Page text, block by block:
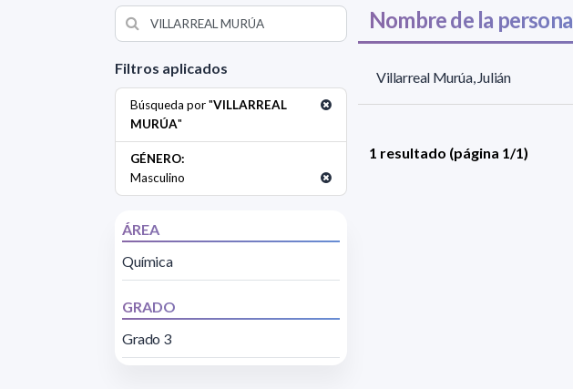
Filtros aplicados
Búsqueda por "VILLARREAL
MURÚA"
GÉNERO:
Masculino
ÁREA
Química
GRADO
Grado 3
Nombre de la persona
Villarreal Murúa, Julián
1 resultado (página 1/1)